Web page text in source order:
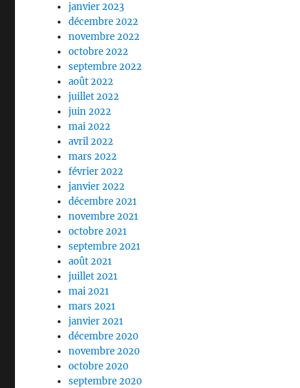
janvier 2023
décembre 2022
novembre 2022
octobre 2022
septembre 2022
août 2022
juillet 2022
juin 2022
mai 2022
avril 2022
mars 2022
février 2022
janvier 2022
décembre 2021
novembre 2021
octobre 2021
septembre 2021
août 2021
juillet 2021
mai 2021
mars 2021
janvier 2021
décembre 2020
novembre 2020
octobre 2020
septembre 2020